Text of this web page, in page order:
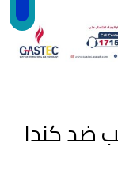
ضد كندا